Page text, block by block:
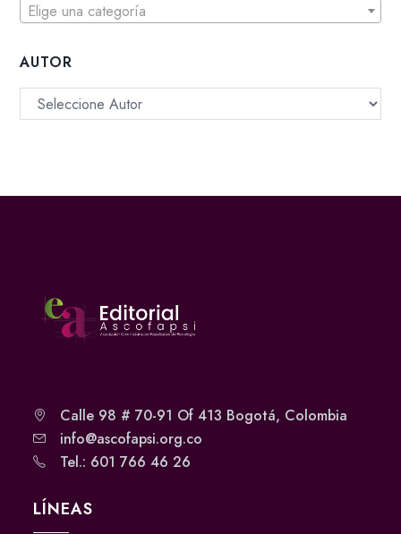
Elige una categoría
AUTOR
Calle 98 # 70-91 Of 413 Bogotá, Colombia
info@ascofapsi.org.co
Tel.: 601 766 46 26
LÍNEAS